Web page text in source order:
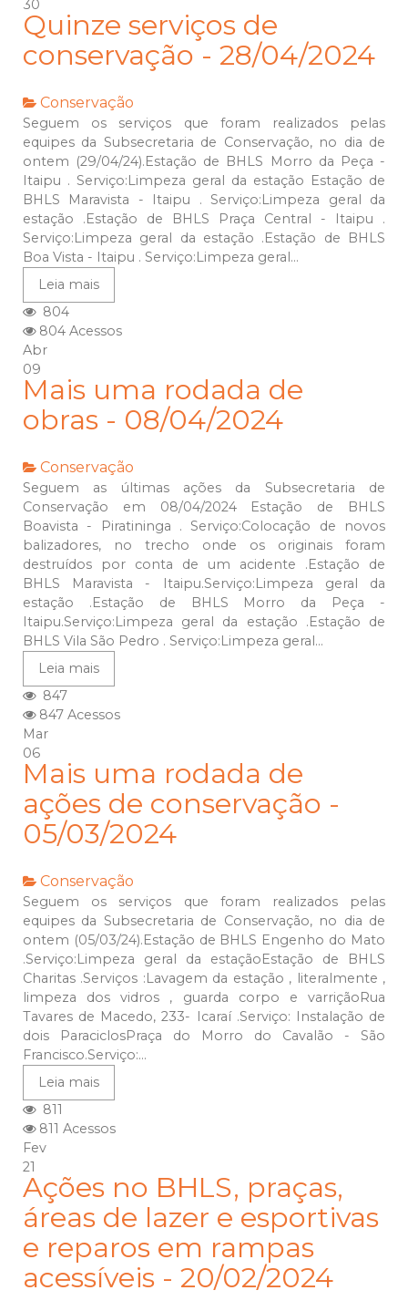
30
Quinze serviços de
conservação - 28/04/2024
Conservação
Seguem os serviços que foram realizados pelas
equipes da Subsecretaria de Conservação, no dia de
ontem (29/04/24).Estação de BHLS Morro da Peça -
Itaipu . Serviço:Limpeza geral da estação Estação de
BHLS Maravista - Itaipu . Serviço:Limpeza geral da
estação .Estação de BHLS Praça Central - Itaipu .
Serviço:Limpeza geral da estação .Estação de BHLS
Boa Vista - Itaipu . Serviço:Limpeza geral...
Leia mais
804
804 Acessos
Abr
09
Mais uma rodada de
obras - 08/04/2024
Conservação
Seguem as últimas ações da Subsecretaria de
Conservação em 08/04/2024 Estação de BHLS
Boavista - Piratininga . Serviço:Colocação de novos
balizadores, no trecho onde os originais foram
destruídos por conta de um acidente .Estação de
BHLS Maravista - Itaipu.Serviço:Limpeza geral da
estação .Estação de BHLS Morro da Peça -
Itaipu.Serviço:Limpeza geral da estação .Estação de
BHLS Vila São Pedro . Serviço:Limpeza geral...
Leia mais
847
847 Acessos
Mar
06
Mais uma rodada de
ações de conservação -
05/03/2024
Conservação
Seguem os serviços que foram realizados pelas
equipes da Subsecretaria de Conservação, no dia de
ontem (05/03/24).Estação de BHLS Engenho do Mato
.Serviço:Limpeza geral da estaçãoEstação de BHLS
Charitas .Serviços :Lavagem da estação , literalmente ,
limpeza dos vidros , guarda corpo e varriçãoRua
Tavares de Macedo, 233- Icaraí .Serviço: Instalação de
dois ParaciclosPraça do Morro do Cavalão - São
Francisco.Serviço:...
Leia mais
811
811 Acessos
Fev
21
Ações no BHLS, praças,
áreas de lazer e esportivas
e reparos em rampas
acessíveis - 20/02/2024